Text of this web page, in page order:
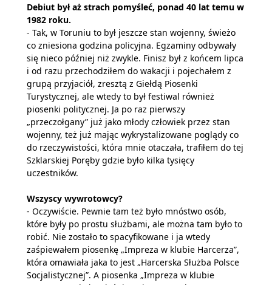
Debiut był aż strach pomyśleć, ponad 40 lat temu w
1982 roku.
- Tak, w Toruniu to był jeszcze stan wojenny, świeżo
co zniesiona godzina policyjna. Egzaminy odbywały
się nieco później niż zwykle. Finisz był z końcem lipca
i od razu przechodziłem do wakacji i pojechałem z
grupą przyjaciół, zresztą z Giełdą Piosenki
Turystycznej, ale wtedy to był festiwal również
piosenki politycznej. Ja po raz pierwszy
„przeczołgany” już jako młody człowiek przez stan
wojenny, też już mając wykrystalizowane poglądy co
do rzeczywistości, która mnie otaczała, trafiłem do tej
Szklarskiej Poręby gdzie było kilka tysięcy
uczestników.
Wszyscy wywrotowcy?
- Oczywiście. Pewnie tam też było mnóstwo osób,
które były po prostu służbami, ale można tam było to
robić. Nie zostało to spacyfikowane i ja wtedy
zaśpiewałem piosenkę „Impreza w klubie Harcerza”,
która omawiała jaka to jest „Harcerska Służba Polsce
Socjalistycznej”. A piosenka „Impreza w klubie